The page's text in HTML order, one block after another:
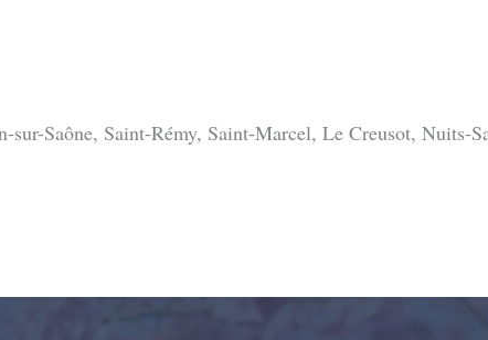
Saône, Saint-Rémy, Saint-Marcel, Le Creusot, Nuits-